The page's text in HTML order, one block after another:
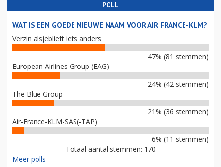
POLL
WAT IS EEN GOEDE NIEUWE NAAM VOOR AIR FRANCE-KLM?
Verzin alsjeblieft iets anders
47% (81 stemmen)
European Airlines Group (EAG)
24% (42 stemmen)
The Blue Group
21% (36 stemmen)
Air-France-KLM-SAS(-TAP)
6% (11 stemmen)
Totaal aantal stemmen: 170
Meer polls